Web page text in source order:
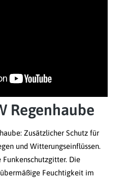
Regenhaube
Zusätzlicher Schutz für
und Witterungseinflüssen.
Die
Feuchtigkeit im